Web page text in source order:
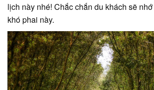
lịch này nhé! Chắc chắn du khách sẽ
khó phai này.